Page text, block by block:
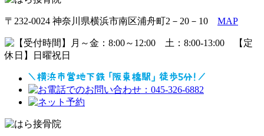
〒232-0024 神奈川県横浜市南区浦舟町2－20－10 MAP